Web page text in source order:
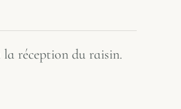
réception du raisin.